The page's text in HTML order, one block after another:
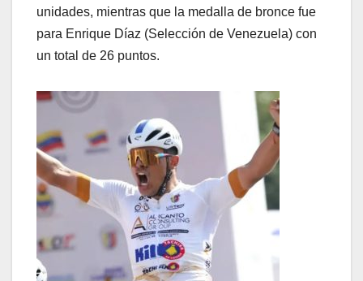
unidades, mientras que la medalla de bronce fue
para Enrique Díaz (Selección de Venezuela) con
un total de 26 puntos.